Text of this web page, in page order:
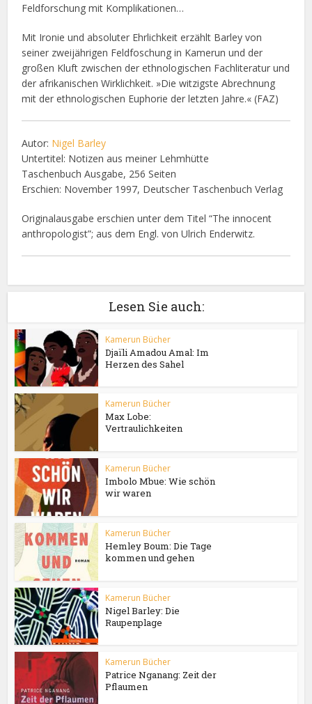
Feldforschung mit Komplikationen…
Mit Ironie und absoluter Ehrlichkeit erzählt Barley von
seiner zweijährigen Feldfoschung in Kamerun und der
großen Kluft zwischen der ethnologischen Fachliteratur und
der afrikanischen Wirklichkeit. »Die witzigste Abrechnung
mit der ethnologischen Euphorie der letzten Jahre.« (FAZ)
Autor: Nigel Barley
Untertitel: Notizen aus meiner Lehmhütte
Taschenbuch Ausgabe, 256 Seiten
Erschien: November 1997, Deutscher Taschenbuch Verlag
Originalausgabe erschien unter dem Titel “The innocent
anthropologist”; aus dem Engl. von Ulrich Enderwitz.
Lesen Sie auch:
Kamerun Bücher
Djaïli Amadou Amal: Im
Herzen des Sahel
Kamerun Bücher
Max Lobe:
Vertraulichkeiten
Kamerun Bücher
Imbolo Mbue: Wie schön
wir waren
Kamerun Bücher
Hemley Boum: Die Tage
kommen und gehen
Kamerun Bücher
Nigel Barley: Die
Raupenplage
Kamerun Bücher
Patrice Nganang: Zeit der
Pflaumen